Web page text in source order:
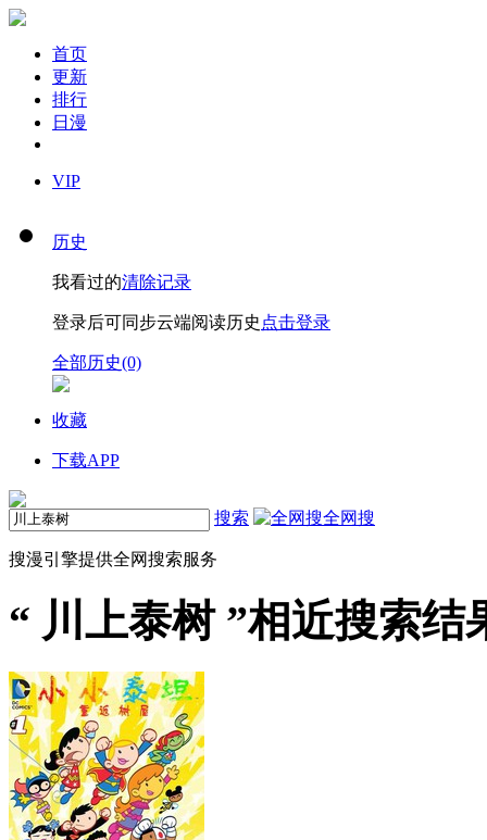
首页
更新
排行
日漫
VIP
历史
我看过的清除记录
登录后可同步云端阅读历史 点击登录
全部历史(0)
收藏
下载APP
搜索 全网搜
搜漫引擎提供全网搜索服务
“ 川上泰树 ”相近搜索结